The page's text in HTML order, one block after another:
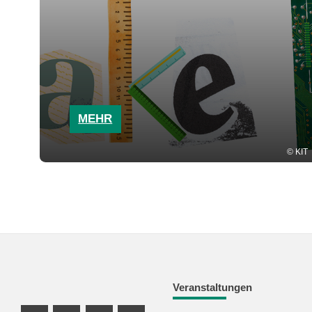
KIT
MEHR
Veranstaltungen